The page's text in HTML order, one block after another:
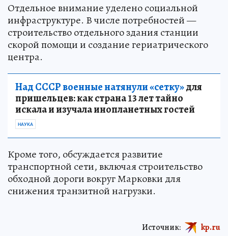
Отдельное внимание уделено социальной
инфраструктуре. В числе потребностей —
строительство отдельного здания станции
скорой помощи и создание гериатрического
центра.
Над СССР военные натянули «сетку»для
пришельцев: как страна 13 лет тайно
искала и изучала инопланетных гостей
НАУКА
Кроме того, обсуждается развитие
транспортной сети, включая строительство
обходной дороги вокруг Марковки для
снижения транзитной нагрузки.
Источник: kp.ru